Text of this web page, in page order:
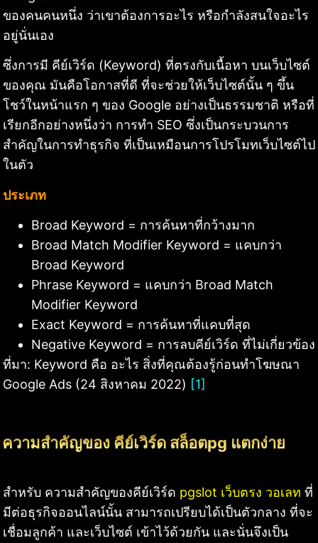
ของคนคนหนึ่ง ว่าเขาต้องการอะไร หรือกำลังสนใจอะไร
อยู่นั่นเอง
ซึ่งการมี คีย์เวิร์ด (Keyword) ที่ตรงกับเนื้อหา บนเว็บไซต์
ของคุณ มันคือโอกาสที่ดี ที่จะช่วยให้เว็บไซต์นั้น ๆ ขึ้น
โชว์ในหน้าแรก ๆ ของ Google อย่างเป็นธรรมชาติ หรือที่
เรียกอีกอย่างหนึ่งว่า การทำ SEO ซึ่งเป็นกระบวนการ
สำคัญในการทำธุรกิจ ที่เป็นเหมือนการโปรโมทเว็บไซต์ไป
ในตัว
ประเภท
Broad Keyword = การค้นหาที่กว้างมาก
Broad Match Modifier Keyword = แคบกว่า
Broad Keyword
Phrase Keyword = แคบกว่า Broad Match
Modifier Keyword
Exact Keyword = การค้นหาที่แคบที่สุด
Negative Keyword = การลบคีย์เวิร์ด ที่ไม่เกี่ยวข้อง
ที่มา: Keyword คือ อะไร สิ่งที่คุณต้องรู้ก่อนทำโฆษณา
Google Ads (24 สิงหาคม 2022) [1]
ความสำคัญของ คีย์เวิร์ด สล็อตpg แตกง่าย
สำหรับ ความสำคัญของคีย์เวิร์ด pgslot เว็บตรง วอเลท ที่
มีต่อธุรกิจออนไลน์นั้น สามารถเปรียบได้เป็นตัวกลาง ที่จะ
เชื่อมลูกค้า และเว็บไซต์ เข้าไว้ด้วยกัน และนั่นจึงเป็น